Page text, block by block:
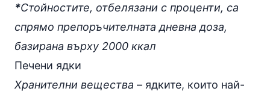
*Стойностите, отбелязани с проценти, са
спрямо препоръчителната дневна доза,
базирана върху 2000 ккал
Печени ядки
Хранителни вещества – ядките, които най-